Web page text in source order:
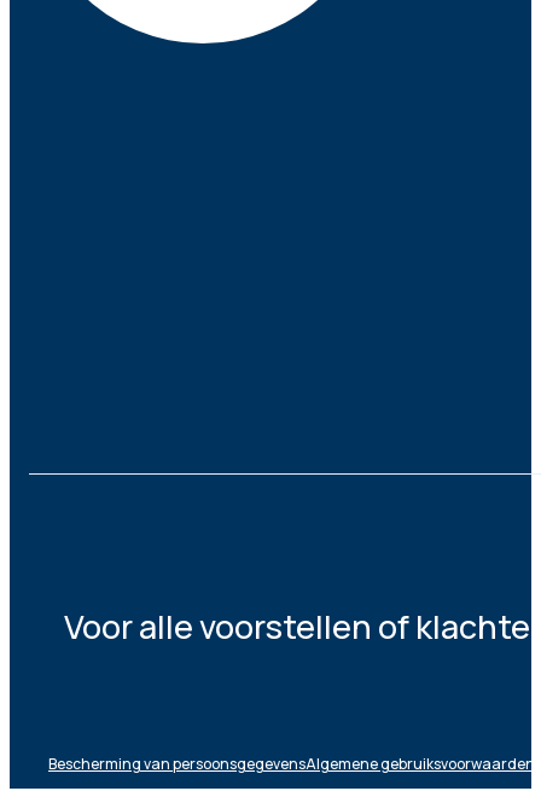
Voor alle voorstellen of
Bescherming van persoonsgegevensAlgemene gebruiksvoorwaarden